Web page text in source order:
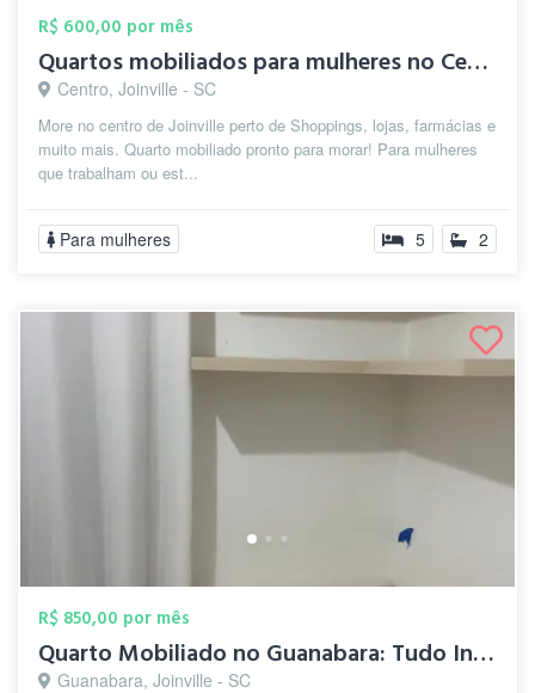
R$ 600,00 por mês
Quartos mobiliados para mulheres no Cent...
Centro, Joinville - SC
More no centro de Joinville perto de Shoppings, lojas, farmácias e
muito mais. Quarto mobiliado pronto para morar! Para mulheres
que trabalham ou est...
Para mulheres 5 2
R$ 850,00 por mês
Quarto Mobiliado no Guanabara: Tudo Incl...
Guanabara, Joinville - SC